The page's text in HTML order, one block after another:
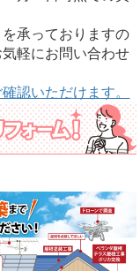
承っておりますの
軽にお問い合わせ
認いただけます。